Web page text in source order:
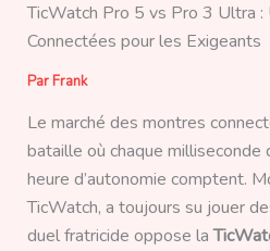
TicWatch Pro 5 vs Pro 3 Ultra
Connectées pour les Exigeants
Par Frank
Le marché des montres
bataille où chaque milliseconde
heure d’autonomie comptent.
TicWatch, a toujours su jouer
duel fratricide oppose la